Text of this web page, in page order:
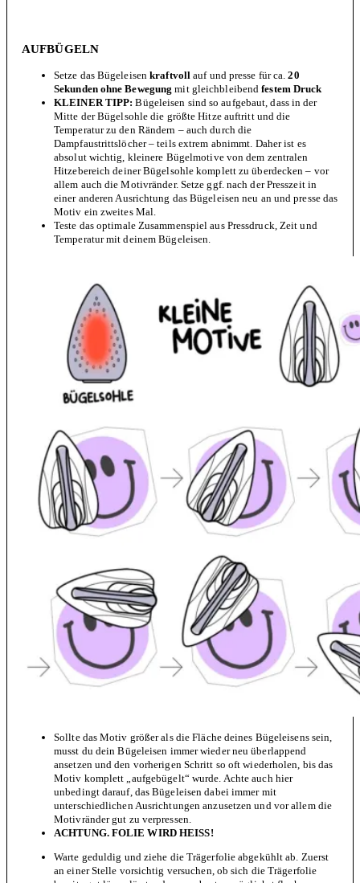
AUFBÜGELN
Setze das Bügeleisenkraftvoll auf und presse für ca.20
Sekunden ohne Bewegung mit gleichbleibendfestem Druck
KLEINER TIPP: Bügeleisen sind so aufgebaut, dass in der
Mitte der Bügelsohle die größte Hitze auftritt und die
Temperatur zu den Rändern – auch durch die
Dampfaustrittslöcher – teils extrem abnimmt. Daher ist es
absolut wichtig, kleinere Bügelmotive von dem zentralen
Hitzebereich deiner Bügelsohle komplett zu überdecken – vor
allem auch die Motivränder. Setze ggf. nach der Presszeit in
einer anderen Ausrichtung das Bügeleisen neu an und presse das
Motiv ein zweites Mal.
Teste das optimale Zusammenspiel aus Pressdruck, Zeit und
Temperatur mit deinem Bügeleisen.
Sollte das Motiv größer als die Fläche deines Bügeleisens sein,
musst du dein Bügeleisen immer wieder neu überlappend
ansetzen und den vorherigen Schritt so oft wiederholen, bis das
Motiv komplett „aufgebügelt“ wurde. Achte auch hier
unbedingt darauf, das Bügeleisen dabei immer mit
unterschiedlichen Ausrichtungen anzusetzen und vor allem die
Motivränder gut zu verpressen.
ACHTUNG. FOLIE WIRD HEISS!
Warte geduldig und ziehe die Trägerfolie abgekühlt ab. Zuerst
an einer Stelle vorsichtig versuchen, ob sich die Trägerfolie